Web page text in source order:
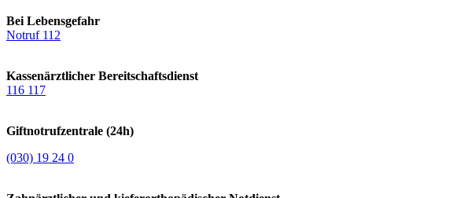
Bei Lebensgefahr
Notruf 112
Kassenärztlicher Bereitschaftsdienst
116 117
Giftnotrufzentrale (24h)
(030) 19 24 0